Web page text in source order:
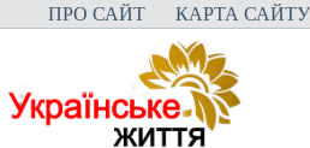
Перейти
до
ПРО САЙТ КАРТА САЙТУ